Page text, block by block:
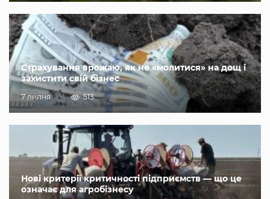
Страхування врожаю, як не «молитися» на дощ і
захистити свій бізнес
7 липня 513
Нові критерії критичності підприємств — що це
означає для агробізнесу